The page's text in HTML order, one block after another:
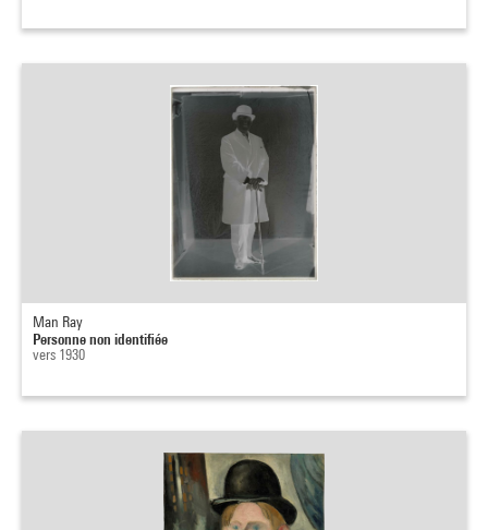
Man Ray
Personne non identifiée
vers 1930